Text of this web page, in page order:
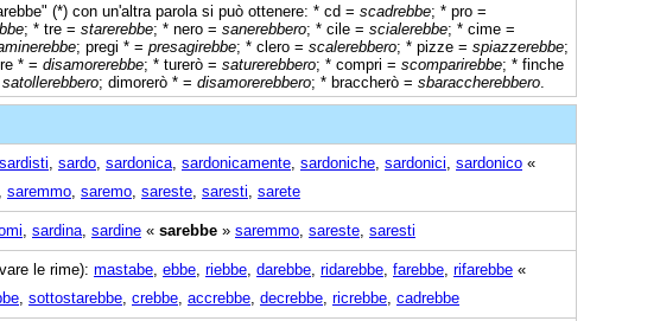
(*) con un'altra parola si può ottenere: * cd = scadrebbe; * pro =
; * tre = starerebbe; * nero = sanerebbero; * cile = scialerebbe; * cime =
; pregi * = presagirebbe; * clero = scalerebbero; * pizze = spiazzerebbe;
* = disamorerebbe; * turerò = saturerebbero; * compri = scomparirebbe; * finche
satollerebbero; dimorerò * = disamorerebbero; * braccherò = sbaraccherebbero
sardisti sardo sardonica sardonicamente sardoniche sardonici sardonico «
saremmo saremo sareste saresti sarete
sardina sardine « sarebbe » saremmo sareste saresti
le rime): mastabe ebbe riebbe darebbe ridarebbe farebbe rifarebbe «
sottostarebbe crebbe accrebbe decrebbe ricrebbe cadrebbe